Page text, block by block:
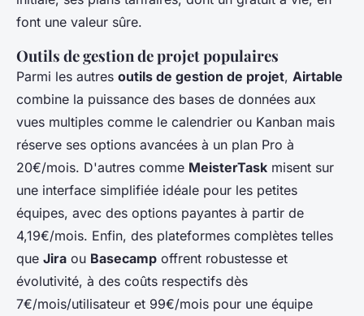
font une valeur sûre.
Outils de gestion de projet populaires
Parmi les autres outils de gestion de projet, Airtable
combine la puissance des bases de données aux
vues multiples comme le calendrier ou Kanban mais
réserve ses options avancées à un plan Pro à
20€/mois. D'autres comme MeisterTask misent sur
une interface simplifiée idéale pour les petites
équipes, avec des options payantes à partir de
4,19€/mois. Enfin, des plateformes complètes telles
que Jira ou Basecamp offrent robustesse et
évolutivité, à des coûts respectifs dès
7€/mois/utilisateur et 99€/mois pour une équipe